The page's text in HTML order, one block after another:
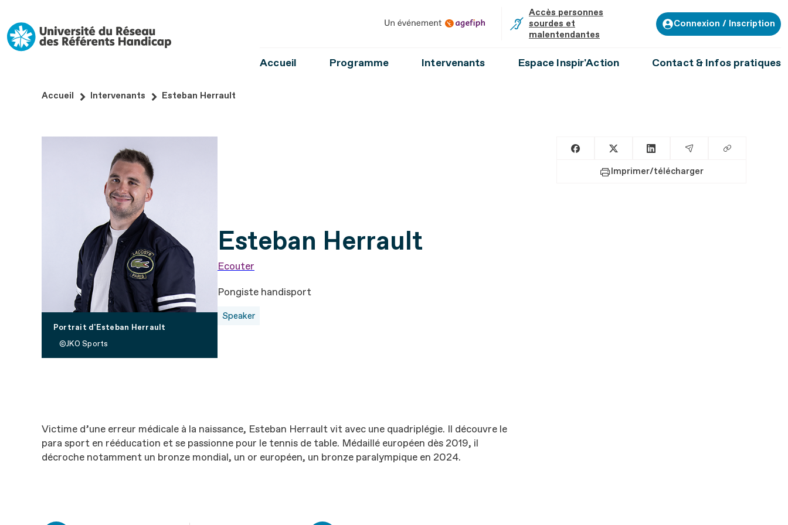
au
contenu
Un événement Agefiph
Accès personnes
sourdes et
malentendantes
Connexion / Inscription
Accueil Programme Intervenants Espace Inspir'Action Contact & Infos pratiques
Accueil Intervenants Esteban Herrault
Portrait d'Esteban Herrault
JKO Sports
Esteban Herrault
Ecouter
Pongiste handisport
Speaker
Victime d’une erreur médicale à la naissance, Esteban Herrault vit avec une quadriplégie. Il découvre le
para sport en rééducation et se passionne pour le tennis de table. Médaillé européen dès 2019, il
décroche notamment un bronze mondial, un or européen, un bronze paralympique en 2024.
Partager sur Facebook
Partager sur XPartager sur LinkedIn
Partager par Email
Copier le lien
Imprimer/télécharger